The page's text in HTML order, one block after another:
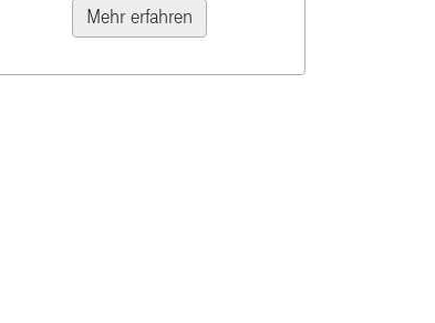
Mehr erfahren